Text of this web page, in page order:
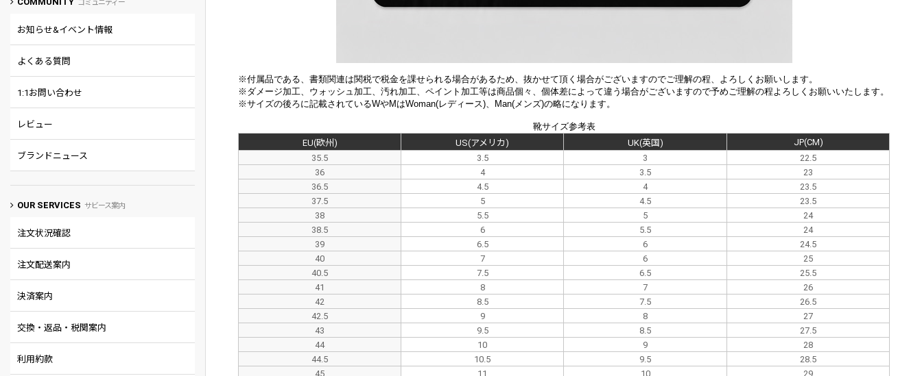
コミュニティー
お知らせ&イベント情報
よくある質問
1:1お問い合わせ
レビュー
ブランドニュース
OUR SERVICES サビース案内
注文状況確認
注文配送案内
決済案内
交換・返品・税関案内
利用約款
※付属品である、書類関連は関税で税金を課せられる場合があるため、抜かせて頂く場合がございますのでご理解の程、よろしくお願いします。
※ ダメージ加工、 ウォッシュ加工、汚れ加工、ペイント加工等は商品個々、個体差によって違う場合がございますので予めご理解の程よろしくお願いいたします。
※サイズの後ろに記載されているWやMはWoman(レディース)、Man(メンズ)の略になります。
靴サイズ参考表
EU(欧州)
US(アメリカ) UK(英国)
JP(CM)
35.5
3.5 3
22.5
36
4 3.5
23
36.5
4.5 4
23.5
37.5
5 4.5
23.5
38
5.5 5
24
38.5
6 5.5
24
39
6.5 6
24.5
40
7 6
25
40.5
7.5 6.5
25.5
41
8 7
26
42
8.5 7.5
26.5
42.5
9 8
27
43
9.5 8.5
27.5
44
10 9
28
44.5
10.5 9.5
28.5
45
11 10 29